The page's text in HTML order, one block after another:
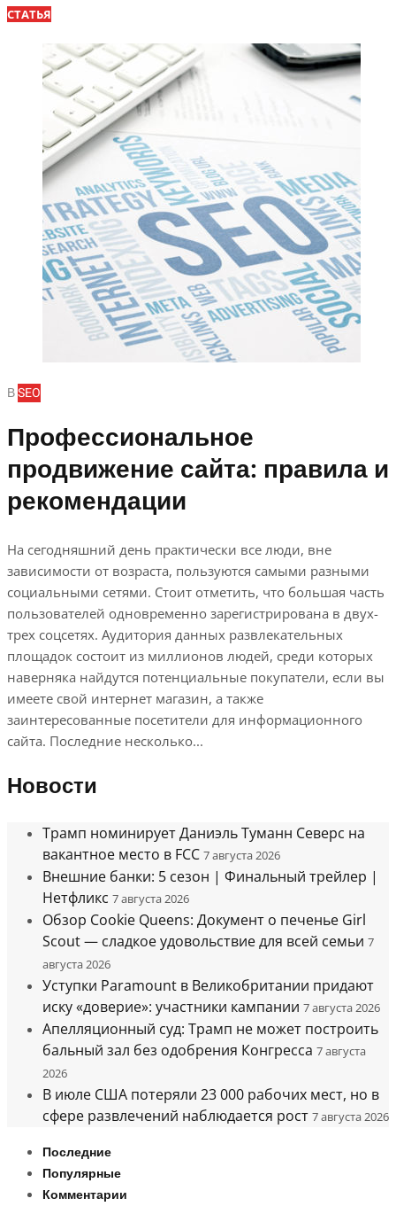
СТАТЬЯ
ВSEO
Профессиональное
продвижение сайта: правила и
рекомендации
На сегодняшний день практически все люди, вне
зависимости от возраста, пользуются самыми разными
социальными сетями. Стоит отметить, что большая часть
пользователей одновременно зарегистрирована в двух-
трех соцсетях. Аудитория данных развлекательных
площадок состоит из миллионов людей, среди которых
наверняка найдутся потенциальные покупатели, если вы
имеете свой интернет магазин, а также
заинтересованные посетители для информационного
сайта. Последние несколько...
Новости
Трамп номинирует Даниэль Туманн Северс на
вакантное место в FCC 7 августа 2026
Внешние банки: 5 сезон | Финальный трейлер |
Нетфликс 7 августа 2026
Обзор Cookie Queens: Документ о печенье Girl
Scout — сладкое удовольствие для всей семьи 7
августа 2026
Уступки Paramount в Великобритании придают
иску «доверие»: участники кампании 7 августа 2026
Апелляционный суд: Трамп не может построить
бальный зал без одобрения Конгресса 7 августа
2026
В июле США потеряли 23 000 рабочих мест, но в
сфере развлечений наблюдается рост 7 августа 2026
Последние
Популярные
Комментарии